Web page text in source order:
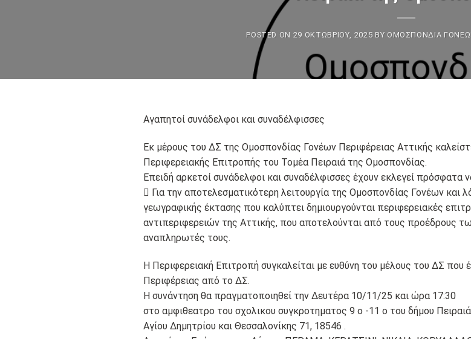
POSTED ON 29 ΟΚΤΩΒΡΊΟΥ, 2025 BY ΟΜΟΣΠΟΝΔΊΑ
Αγαπητοί συνάδελφοι και συναδέλφισσες
Εκ μέρους του ΔΣ της Ομοσπονδίας Γονέων Περιφέρειας Αττικής
Περιφερειακής Επιτροπής του Τομέα Πειραιά της Ομοσπονδίας.
Επειδή αρκετοί συνάδελφοι και συναδέλφισσες έχουν εκλεγεί πρόσφατα
 Για την αποτελεσματικότερη λειτουργία της Ομοσπονδίας Γονέων και
γεωγραφικής έκτασης που καλύπτει δημιουργούνται περιφερειακές
αντιπεριφερειών της Αττικής, που αποτελούνται από τους προέδρους
αναπληρωτές τους.
Η Περιφερειακή Επιτροπή συγκαλείται με ευθύνη του μέλους του ΔΣ που
Περιφέρειας από το ΔΣ.
Η συνάντηση θα πραγματοποιηθεί την Δευτέρα 10/11/25 και ώρα 17:30
στο αμφιθεατρο του σχολικου συγκροτηματος 9 ο -11 ο του δήμου
Αγίου Δημητρίου και Θεσσαλονίκης 71, 18546 .